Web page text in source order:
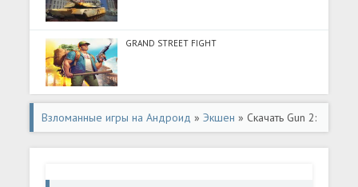
GRAND STREET FIGHT
Взломанные игры на Андроид »Экшен » Скачать Gun 2:
игры без интернета (Разблокировано все) на Андроид